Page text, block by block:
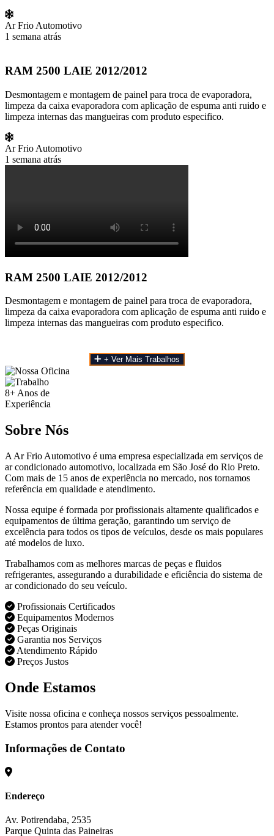
Ar Frio Automotivo
1 semana atrás
RAM 2500 LAIE 2012/2012
Desmontagem e montagem de painel para troca de evaporadora,
limpeza da caixa evaporadora com aplicação de espuma anti ruido e
limpeza internas das mangueiras com produto especifico.
Ar Frio Automotivo
1 semana atrás
RAM 2500 LAIE 2012/2012
Desmontagem e montagem de painel para troca de evaporadora,
limpeza da caixa evaporadora com aplicação de espuma anti ruido e
limpeza internas das mangueiras com produto especifico.
+ Ver Mais Trabalhos
8+Anos de
Experiência
Sobre Nós
A Ar Frio Automotivo é uma empresa especializada em serviços de
ar condicionado automotivo, localizada em São José do Rio Preto.
Com mais de 15 anos de experiência no mercado, nos tornamos
referência em qualidade e atendimento.
Nossa equipe é formada por profissionais altamente qualificados e
equipamentos de última geração, garantindo um serviço de
excelência para todos os tipos de veículos, desde os mais populares
até modelos de luxo.
Trabalhamos com as melhores marcas de peças e fluidos
refrigerantes, assegurando a durabilidade e eficiência do sistema de
ar condicionado do seu veículo.
Profissionais Certificados
Equipamentos Modernos
Peças Originais
Garantia nos Serviços
Atendimento Rápido
Preços Justos
Onde Estamos
Visite nossa oficina e conheça nossos serviços pessoalmente.
Estamos prontos para atender você!
Informações de Contato
Endereço
Av. Potirendaba, 2535
Parque Quinta das Paineiras